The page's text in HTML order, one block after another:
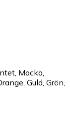
Mocka,
Guld, Grön,